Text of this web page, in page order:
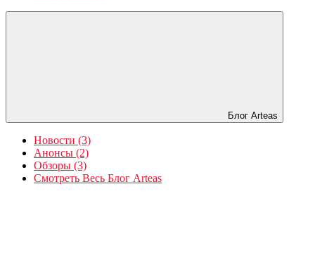
Блог Arteas
Новости (3)
Анонсы (2)
Обзоры (3)
Смотреть Весь Блог Arteas